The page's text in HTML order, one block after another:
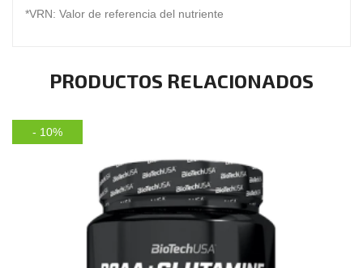
*VRN: Valor de referencia del nutriente
PRODUCTOS RELACIONADOS
- 10%